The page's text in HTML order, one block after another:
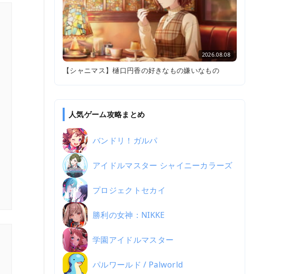
2026.08.08
【シャニマス】樋口円香の好きなもの嫌いなもの
人気ゲーム攻略まとめ
バンドリ！ガルパ
アイドルマスター シャイニーカラーズ
プロジェクトセカイ
勝利の女神：NIKKE
学園アイドルマスター
パルワールド / Palworld